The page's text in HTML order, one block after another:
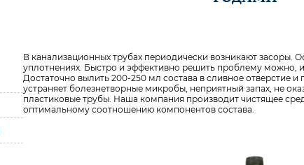
В канализационных трубах периодически возникают засоры.
уплотнениях. Быстро и эффективно решить проблему можно,
Достаточно вылить 200-250 мл состава в сливное отверстие
устраняет болезнетворные микробы, неприятный запах, не
пластиковые трубы. Наша компания производит чистящее
оптимальному соотношению компонентов состава.